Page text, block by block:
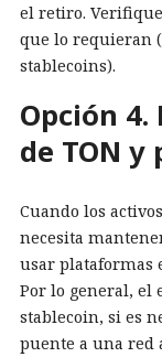
el retiro.
que lo requieran
stablecoins).
Opción
de TON y
Cuando los
necesita
usar plataformas
Por lo general, el
stablecoin, si es
puente a una red